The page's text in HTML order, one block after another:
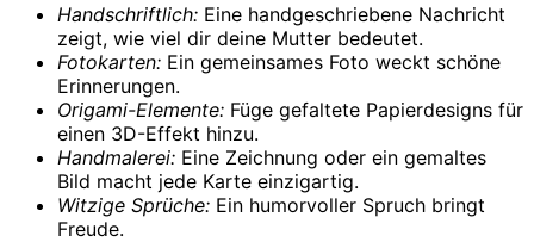
Handschriftlich: Eine handgeschriebene Nachricht
zeigt, wie viel dir deine Mutter bedeutet.
Fotokarten: Ein gemeinsames Foto weckt schöne
Erinnerungen.
Origami-Elemente: Füge gefaltete Papierdesigns für
einen 3D-Effekt hinzu.
Handmalerei: Eine Zeichnung oder ein gemaltes
Bild macht jede Karte einzigartig.
Witzige Sprüche: Ein humorvoller Spruch bringt
Freude.